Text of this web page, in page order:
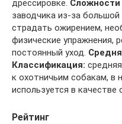
дрессировке.
заводчика из-за
страдать ожирением,
физические упражнения,
постоянный уход.
Классификация:
к охотничьим собакам, в
используется в качестве
Рейтинг